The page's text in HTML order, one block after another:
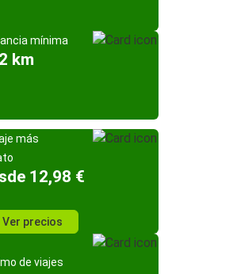
mínima
km
más
12,98 €
Ver precios
de viajes